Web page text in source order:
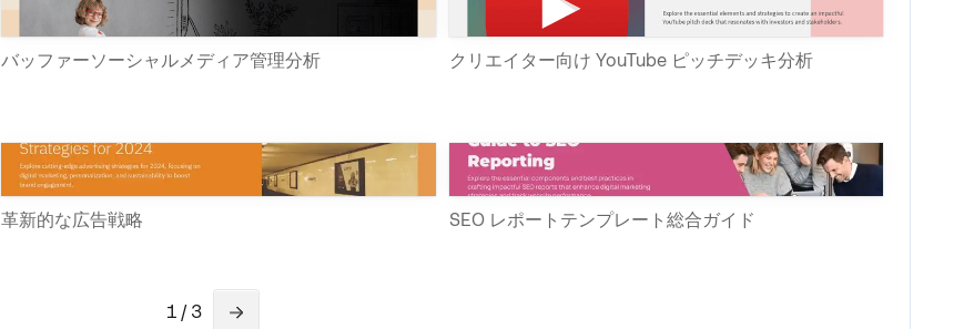
バッファーソーシャルメディア管理分析 クリエイター向け YouTube ピッチデッキ分析
革新的な広告戦略 SEO レポートテンプレート総合ガイド
1 / 3